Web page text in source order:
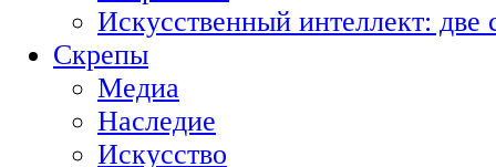
Искусственный интеллект:
Скрепы
Медиа
Наследие
Искусство